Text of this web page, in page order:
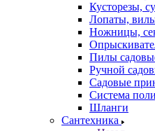
Кусторезы,
Лопаты,
Ножницы,
Пилы
Ручной
Садовые
Система
Шланги
Сантехника